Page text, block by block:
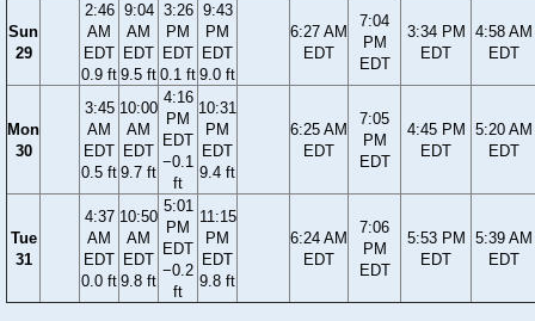
Sun
29
2:46
AM
EDT
0.9 ft
9:04
AM
EDT
9.5 ft
3:26
PM
EDT
0.1 ft
9:43
PM
EDT
9.0 ft
6:27 AM
EDT
7:04
PM
EDT
3:34 PM
EDT
4:58 AM
EDT
Mon
30
3:45
AM
EDT
0.5 ft
10:00
AM
EDT
9.7 ft
4:16
PM
EDT
−0.1
ft
10:31
PM
EDT
9.4 ft
6:25 AM
EDT
7:05
PM
EDT
4:45 PM
EDT
5:20 AM
EDT
Tue
31
4:37
AM
EDT
0.0 ft
10:50
AM
EDT
9.8 ft
5:01
PM
EDT
−0.2
ft
11:15
PM
EDT
9.8 ft
6:24 AM
EDT
7:06
PM
EDT
5:53 PM
EDT
5:39 AM
EDT